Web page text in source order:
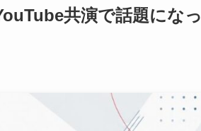
共演で話題になっ